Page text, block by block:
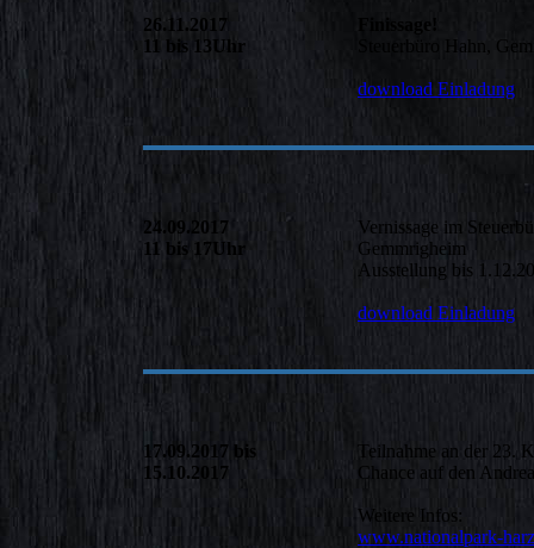
26.11.2017
11 bis 13Uhr
Finissage!
Steuerbüro Hahn,
download Einladung
24.09.2017
11 bis 17Uhr
Vernissage im
Gemmrigheim
Ausstellung bis
download Einladung
17.09.2017 bis
15.10.2017
Teilnahme an der
Chance auf den
Weitere Infos:
www.nationalpark-